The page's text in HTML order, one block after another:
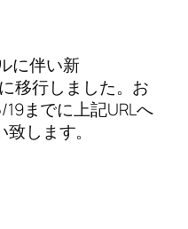
に伴い新
移行しました。お
までに上記URLへ
します。